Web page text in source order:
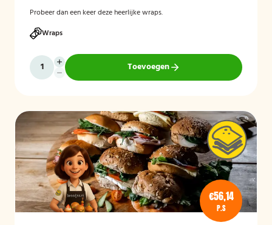
Probeer dan een keer deze heerlijke wraps.
Wraps
Toevoegen
€56,14
P.S